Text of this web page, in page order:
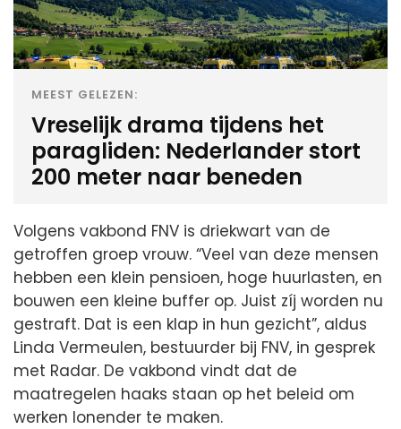
MEEST GELEZEN:
Vreselijk drama tijdens het
paragliden: Nederlander stort
200 meter naar beneden
Volgens vakbond FNV is driekwart van de
getroffen groep vrouw. “Veel van deze mensen
hebben een klein pensioen, hoge huurlasten, en
bouwen een kleine buffer op. Juist zíj worden nu
gestraft. Dat is een klap in hun gezicht”, aldus
Linda Vermeulen, bestuurder bij FNV, in gesprek
met Radar. De vakbond vindt dat de
maatregelen haaks staan op het beleid om
werken lonender te maken.